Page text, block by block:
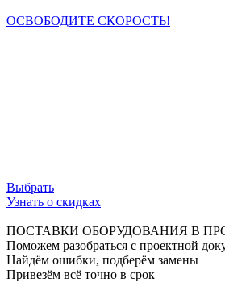
ОСВОБОДИТЕ СКОРОСТЬ!
Выбрать
Узнать о скидках
ПОСТАВКИ ОБОРУДОВАНИЯ В
Поможем разобраться с проектной
Найдём ошибки, подберём замены
Привезём всё точно в срок